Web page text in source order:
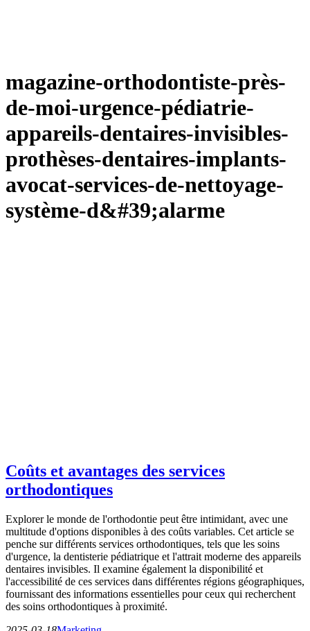
magazine-orthodontiste-près-
de-moi-urgence-pédiatrie-
appareils-dentaires-invisibles-
prothèses-dentaires-implants-
avocat-services-de-nettoyage-
système-d&#39;alarme
Coûts et avantages des services
orthodontiques
Explorer le monde de l'orthodontie peut être intimidant, avec une
multitude d'options disponibles à des coûts variables. Cet article se
penche sur différents services orthodontiques, tels que les soins
d'urgence, la dentisterie pédiatrique et l'attrait moderne des appareils
dentaires invisibles. Il examine également la disponibilité et
l'accessibilité de ces services dans différentes régions géographiques,
fournissant des informations essentielles pour ceux qui recherchent
des soins orthodontiques à proximité.